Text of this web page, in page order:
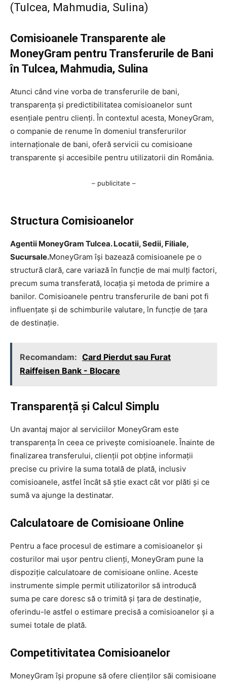
(Tulcea, Mahmudia, Sulina)
Comisioanele Transparente ale
MoneyGram pentru Transferurile de Bani
în Tulcea, Mahmudia, Sulina
Atunci când vine vorba de transferurile de bani,
transparența și predictibilitatea comisioanelor sunt
esențiale pentru clienți. În contextul acesta, MoneyGram,
o companie de renume în domeniul transferurilor
internaționale de bani, oferă servicii cu comisioane
transparente și accesibile pentru utilizatorii din România.
– publicitate –
Structura Comisioanelor
Agentii MoneyGram Tulcea. Locatii, Sedii, Filiale,
Sucursale.MoneyGram își bazează comisioanele pe o
structură clară, care variază în funcție de mai mulți factori,
precum suma transferată, locația și metoda de primire a
banilor. Comisioanele pentru transferurile de bani pot fi
influențate și de schimburile valutare, în funcție de țara
de destinație.
Recomandam: Card Pierdut sau Furat
Raiffeisen Bank - Blocare
Transparență și Calcul Simplu
Un avantaj major al serviciilor MoneyGram este
transparența în ceea ce privește comisioanele. Înainte de
finalizarea transferului, clienții pot obține informații
precise cu privire la suma totală de plată, inclusiv
comisioanele, astfel încât să știe exact cât vor plăti și ce
sumă va ajunge la destinatar.
Calculatoare de Comisioane Online
Pentru a face procesul de estimare a comisioanelor și
costurilor mai ușor pentru clienți, MoneyGram pune la
dispoziție calculatoare de comisioane online. Aceste
instrumente simple permit utilizatorilor să introducă
suma pe care doresc să o trimită și țara de destinație,
oferindu-le astfel o estimare precisă a comisioanelor și a
sumei totale de plată.
Competitivitatea Comisioanelor
MoneyGram își propune să ofere clienților săi comisioane